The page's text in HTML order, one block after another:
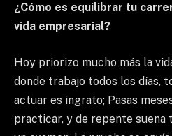
¿Cómo es equilibrar tu
vida empresarial?
Hoy priorizo mucho más la
donde trabajo todos los días,
actuar es ingrato; Pasas
practicar, y de repente